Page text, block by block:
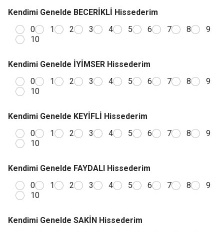
Kendimi Genelde BECERİKLİ Hissederim
0
1 2 3 4 5 6 7 8
9
10
Kendimi Genelde İYİMSER Hissederim
0
1 2 3 4 5 6 7 8
9
10
Kendimi Genelde KEYİFLİ Hissederim
0
1 2 3 4 5 6 7 8
9
10
Kendimi Genelde FAYDALI Hissederim
0
1 2 3 4 5 6 7 8
9
10
Kendimi Genelde SAKİN Hissederim